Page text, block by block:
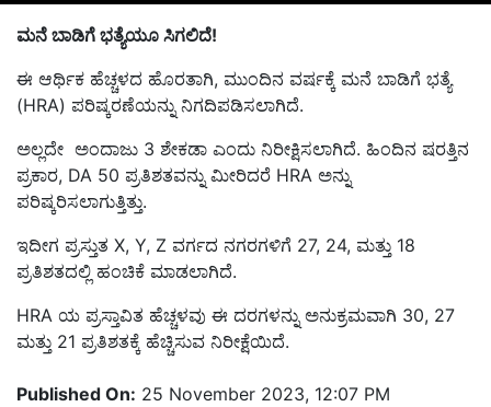
ಮನೆ ಬಾಡಿಗೆ ಭತ್ಯೆಯೂ ಸಿಗಲಿದೆ!
ಈ ಆರ್ಥಿಕ ಹೆಚ್ಚಳದ ಹೊರತಾಗಿ, ಮುಂದಿನ ವರ್ಷಕ್ಕೆ ಮನೆ ಬಾಡಿಗೆ ಭತ್ಯೆ
(HRA) ಪರಿಷ್ಕರಣೆಯನ್ನು ನಿಗದಿಪಡಿಸಲಾಗಿದೆ.
ಅಲ್ಲದೇ ಅಂದಾಜು 3 ಶೇಕಡಾ ಎಂದು ನಿರೀಕ್ಷಿಸಲಾಗಿದೆ. ಹಿಂದಿನ ಷರತ್ತಿನ
ಪ್ರಕಾರ, DA 50 ಪ್ರತಿಶತವನ್ನು ಮೀರಿದರೆ HRA ಅನ್ನು
ಪರಿಷ್ಕರಿಸಲಾಗುತ್ತಿತ್ತು.
ಇದೀಗ ಪ್ರಸ್ತುತ X, Y, Z ವರ್ಗದ ನಗರಗಳಿಗೆ 27, 24, ಮತ್ತು 18
ಪ್ರತಿಶತದಲ್ಲಿ ಹಂಚಿಕೆ ಮಾಡಲಾಗಿದೆ.
HRA ಯ ಪ್ರಸ್ತಾವಿತ ಹೆಚ್ಚಳವು ಈ ದರಗಳನ್ನು ಅನುಕ್ರಮವಾಗಿ 30, 27
ಮತ್ತು 21 ಪ್ರತಿಶತಕ್ಕೆ ಹೆಚ್ಚಿಸುವ ನಿರೀಕ್ಷೆಯಿದೆ.
Published On: 25 November 2023, 12:07 PM